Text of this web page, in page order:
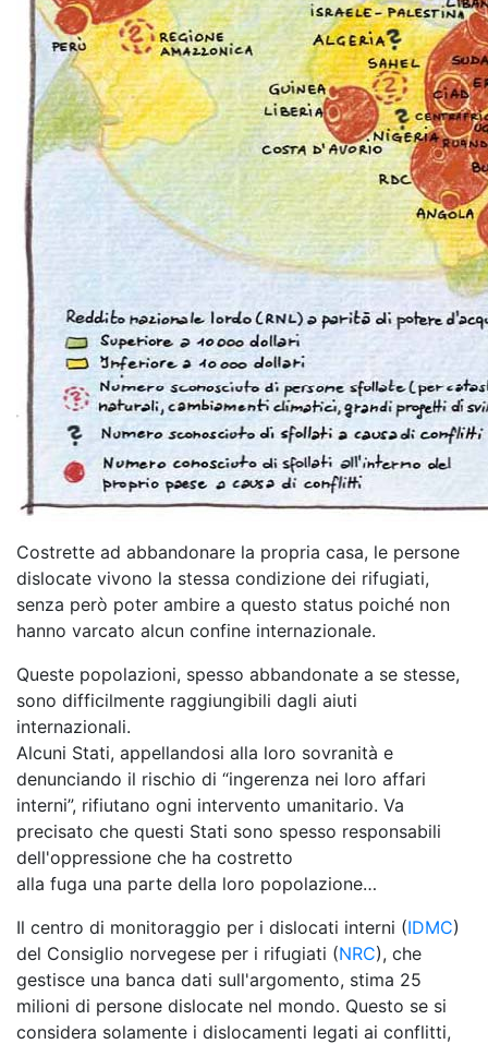
Costrette ad abbandonare la propria casa, le persone
dislocate vivono la stessa condizione dei rifugiati,
senza però poter ambire a questo status poiché non
hanno varcato alcun confine internazionale.
Queste popolazioni, spesso abbandonate a se stesse,
sono difficilmente raggiungibili dagli aiuti
internazionali.
Alcuni Stati, appellandosi alla loro sovranità e
denunciando il rischio di “ingerenza nei loro affari
interni”, rifiutano ogni intervento umanitario. Va
precisato che questi Stati sono spesso responsabili
dell'oppressione che ha costretto
alla fuga una parte della loro popolazione…
Il centro di monitoraggio per i dislocati interni (IDMC)
del Consiglio norvegese per i rifugiati (NRC), che
gestisce una banca dati sull'argomento, stima 25
milioni di persone dislocate nel mondo. Questo se si
considera solamente i dislocamenti legati ai conflitti,